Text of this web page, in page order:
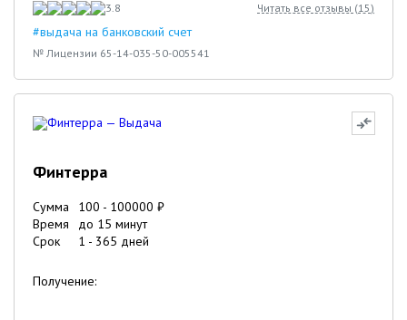
3.8 Читать все отзывы (15)
#выдача на банковский счет
№ Лицензии 65-14-035-50-005541
Финтерра
Сумма 100 - 100000 ₽
Время
до 15 минут
Срок
1 - 365 дней
Получение: